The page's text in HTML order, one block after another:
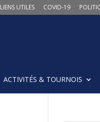
LIENS UTILES COVID-19
ACTIVITÉS & TOURNOIS